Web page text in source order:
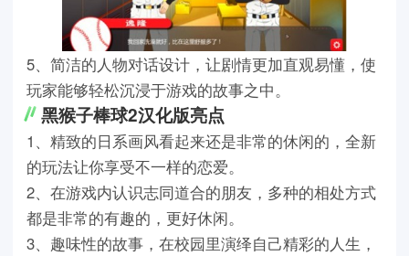
5、简洁的人物对话设计，让剧情更加直观易懂，使
玩家能够轻松沉浸于游戏的故事之中。
黑猴子棒球2汉化版亮点
1、精致的日系画风看起来还是非常的休闲的，全新
的玩法让你享受不一样的恋爱。
2、在游戏内认识志同道合的朋友，多种的相处方式
都是非常的有趣的，更好休闲。
3、趣味性的故事，在校园里演绎自己精彩的人生，